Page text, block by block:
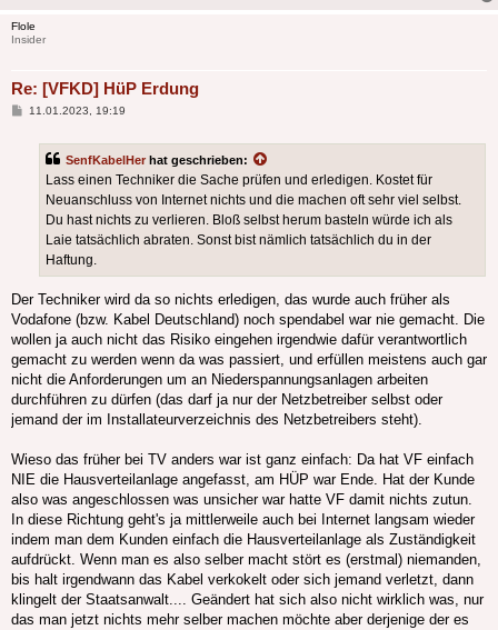
Flole
Insider
Re: [VFKD] HüP Erdung
Beitrag
11.01.2023, 19:19
SenfKabelHer hat geschrieben:
Lass einen Techniker die Sache prüfen und erledigen. Kostet für
Neuanschluss von Internet nichts und die machen oft sehr viel selbst.
Du hast nichts zu verlieren. Bloß selbst herum basteln würde ich als
Laie tatsächlich abraten. Sonst bist nämlich tatsächlich du in der
Haftung.
Der Techniker wird da so nichts erledigen, das wurde auch früher als
Vodafone (bzw. Kabel Deutschland) noch spendabel war nie gemacht. Die
wollen ja auch nicht das Risiko eingehen irgendwie dafür verantwortlich
gemacht zu werden wenn da was passiert, und erfüllen meistens auch gar
nicht die Anforderungen um an Niederspannungsanlagen arbeiten
durchführen zu dürfen (das darf ja nur der Netzbetreiber selbst oder
jemand der im Installateurverzeichnis des Netzbetreibers steht).
Wieso das früher bei TV anders war ist ganz einfach: Da hat VF einfach
NIE die Hausverteilanlage angefasst, am HÜP war Ende. Hat der Kunde
also was angeschlossen was unsicher war hatte VF damit nichts zutun.
In diese Richtung geht's ja mittlerweile auch bei Internet langsam wieder
indem man dem Kunden einfach die Hausverteilanlage als Zuständigkeit
aufdrückt. Wenn man es also selber macht stört es (erstmal) niemanden,
bis halt irgendwann das Kabel verkokelt oder sich jemand verletzt, dann
klingelt der Staatsanwalt.... Geändert hat sich also nicht wirklich was, nur
das man jetzt nichts mehr selber machen möchte aber derjenige der es